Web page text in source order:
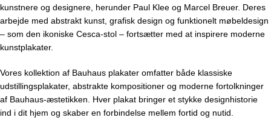
kunstnere og designere, herunder Paul Klee og Marcel Breuer. Deres
arbejde med abstrakt kunst, grafisk design og funktionelt møbeldesign
– som den ikoniske Cesca-stol – fortsætter med at inspirere moderne
kunstplakater.
Vores kollektion af Bauhaus plakater omfatter både klassiske
udstillingsplakater, abstrakte kompositioner og moderne fortolkninger
af Bauhaus-æstetikken. Hver plakat bringer et stykke designhistorie
ind i dit hjem og skaber en forbindelse mellem fortid og nutid.